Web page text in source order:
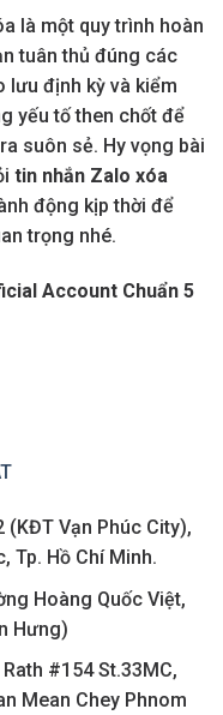
là một quy trình hoàn
tuân thủ đúng các
lưu định kỳ và kiểm
yếu tố then chốt để
suôn sẻ. Hy vọng bài
tin nhắn Zalo xóa
động kịp thời để
trọng nhé.
Account Chuẩn 5
(KĐT Vạn Phúc City),
Tp. Hồ Chí Minh.
Hoàng Quốc Việt,
Hưng)
#154 St.33MC,
Mean Chey Phnom